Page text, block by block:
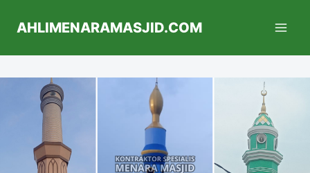
AHLIMENARAMASJID.COM